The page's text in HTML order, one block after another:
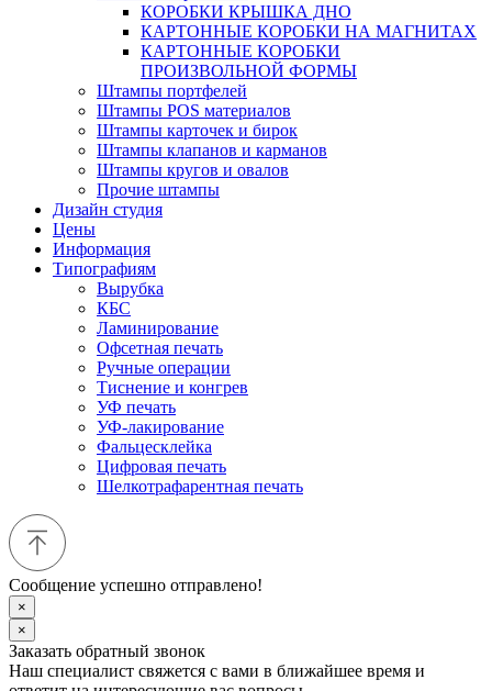
КОРОБКИ КРЫШКА ДНО
КАРТОННЫЕ КОРОБКИ НА МАГНИТАХ
КАРТОННЫЕ КОРОБКИ
ПРОИЗВОЛЬНОЙ ФОРМЫ
Штампы портфелей
Штампы POS материалов
Штампы карточек и бирок
Штампы клапанов и карманов
Штампы кругов и овалов
Прочие штампы
Дизайн студия
Цены
Информация
Типографиям
Вырубка
КБС
Ламинирование
Офсетная печать
Ручные операции
Тиснение и конгрев
УФ печать
УФ-лакирование
Фальцесклейка
Цифровая печать
Шелкотрафарентная печать
Сообщение успешно отправлено!
×
×
Заказать обратный звонок
Наш специалист свяжется с вами в ближайшее время и